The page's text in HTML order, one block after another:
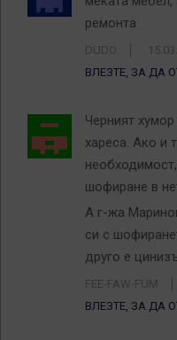
ремонта
DUDO
ВЛЕЗТЕ, ЗА ДА
Черният
хареса. Ако и
шофиране в
А г-жа
си с
друго е
FEE-FAW-FUM
ВЛЕЗТЕ, ЗА ДА